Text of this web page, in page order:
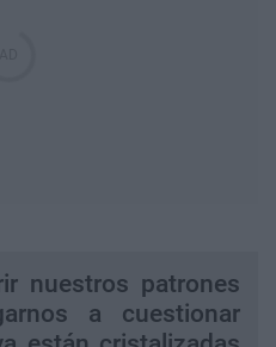
nuestros patrones
a cuestionar